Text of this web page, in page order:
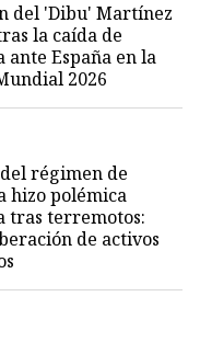
del 'Dibu' Martínez
la caída de
España en la
2026
régimen de
hizo polémica
tras terremotos:
de activos